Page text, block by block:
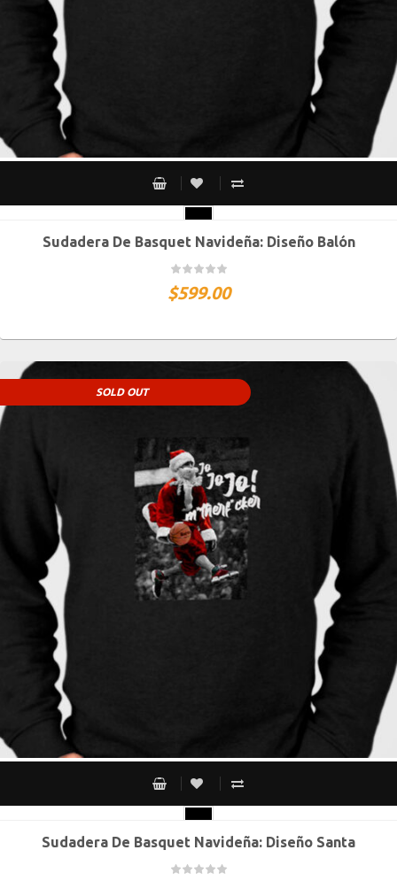
CH M G XG XXG
Sudadera De Basquet Navideña: Diseño Balón
$599.00
SOLD OUT
CH M G XG XXG
Sudadera De Basquet Navideña: Diseño Santa